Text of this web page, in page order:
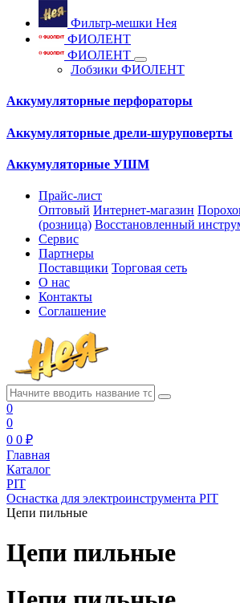
Фильтр-мешки Нея
ФИОЛЕНТ
ФИОЛЕНТ
Лобзики ФИОЛЕНТ
Аккумуляторные перфораторы
Аккумуляторные дрели-шуруповерты
Аккумуляторные УШМ
Прайс-лист
Оптовый Интернет-магазин
(розница) Восстановленный
Сервис
Партнеры
Поставщики Торговая сеть
О нас
Контакты
Соглашение
0
0
0 0 ₽
Главная
Каталог
PIT
Оснастка для электроинструмента PIT
Цепи пильные
Цепи пильные